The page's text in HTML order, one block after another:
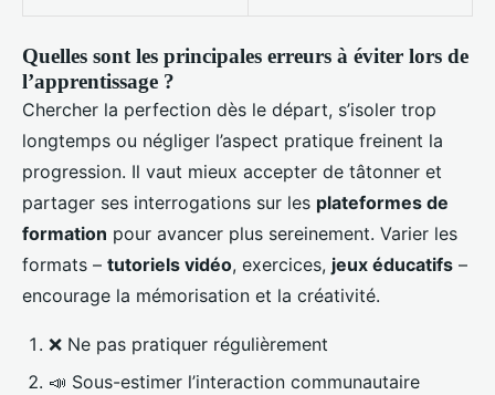
Quelles sont les principales erreurs à éviter lors de
l’apprentissage ?
Chercher la perfection dès le départ, s’isoler trop
longtemps ou négliger l’aspect pratique freinent la
progression. Il vaut mieux accepter de tâtonner et
partager ses interrogations sur les plateformes de
formation pour avancer plus sereinement. Varier les
formats – tutoriels vidéo, exercices, jeux éducatifs –
encourage la mémorisation et la créativité.
❌ Ne pas pratiquer régulièrement
📣 Sous-estimer l’interaction communautaire